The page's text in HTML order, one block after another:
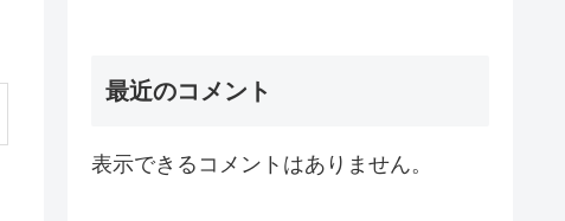
最近のコメント
表示できるコメントはありません。